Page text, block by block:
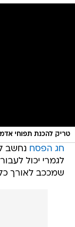
טריק להכנת תפוחי
חג הפסח נחשב
לגמרי יכול
שמככב לאורך